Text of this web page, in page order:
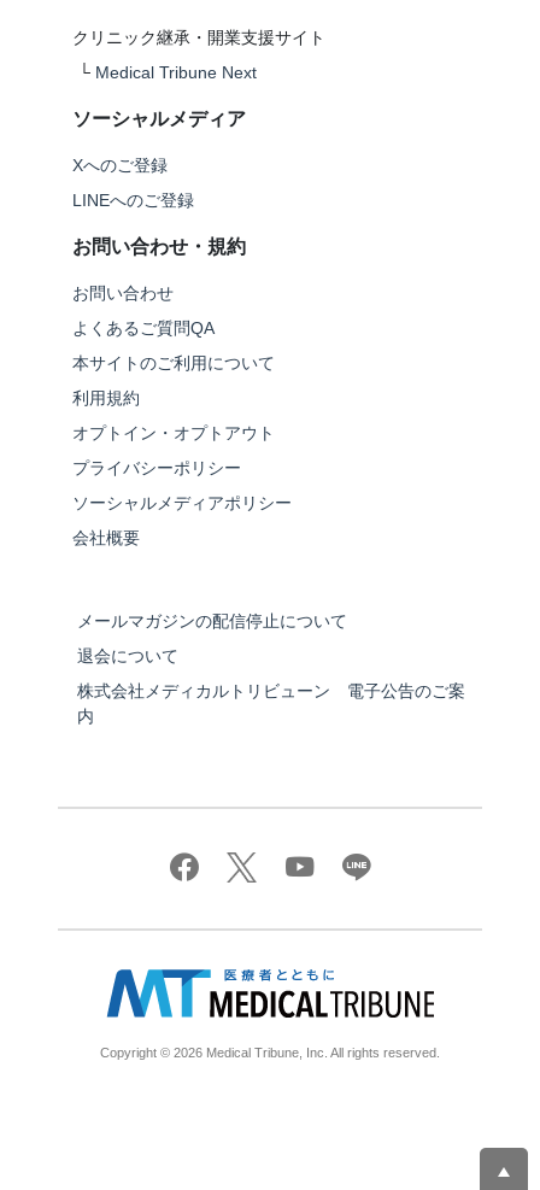
クリニック継承・開業支援サイト
└ Medical Tribune Next
ソーシャルメディア
Xへのご登録
LINEへのご登録
お問い合わせ・規約
お問い合わせ
よくあるご質問QA
本サイトのご利用について
利用規約
オプトイン・オプトアウト
プライバシーポリシー
ソーシャルメディアポリシー
会社概要
メールマガジンの配信停止について
退会について
株式会社メディカルトリビューン 電子公告のご案
内
Copyright © 2026 Medical Tribune, Inc. All rights reserved.